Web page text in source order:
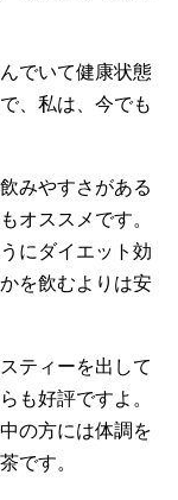
でいて健康状態
、私は、今でも
みやすさがある
オススメです。
にダイエット効
を飲むよりは安
ティーを出して
も好評ですよ。
の方には体調を
です。